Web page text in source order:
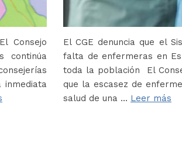
Consejo
continúa
El CGE denuncia que el
falta de enfermeras en
toda la población El
que la escasez de
salud de una … Leer más